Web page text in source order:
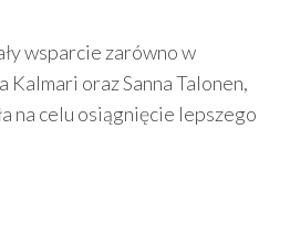
wsparcie zarówno w
oraz Sanna Talonen,
na celu osiągnięcie lepszego